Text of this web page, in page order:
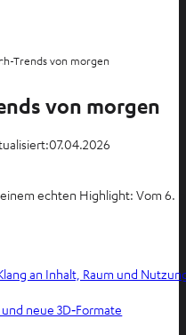
Trends von morgen
von morgen
07.04.2026
echten Highlight: Vom 6.
an Inhalt, Raum und
neue 3D‑Formate